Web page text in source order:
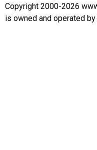
Copyright 2000-2026
is owned and operated